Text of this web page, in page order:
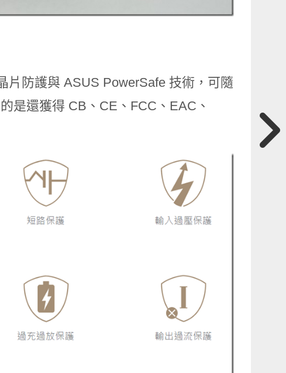
片防護與 ASUS PowerSafe 技術，可隨
是還獲得 CB、CE、FCC、EAC、